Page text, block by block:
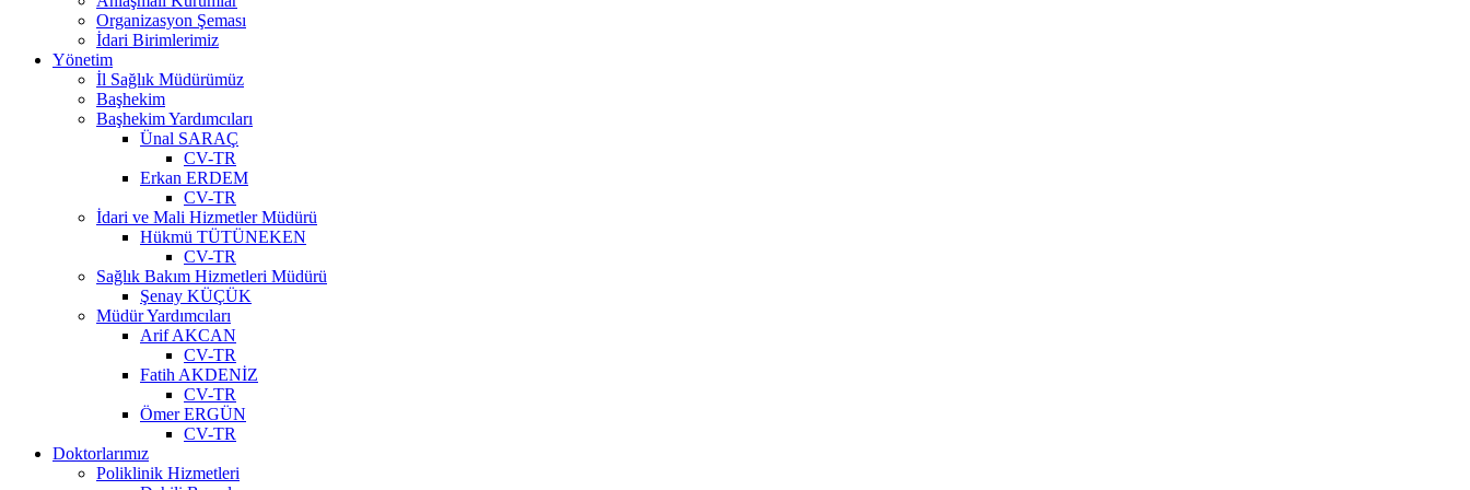
Organizasyon Şeması
İdari Birimlerimiz
Yönetim
İl Sağlık Müdürümüz
Başhekim
Başhekim Yardımcıları
Ünal SARAÇ
CV-TR
Erkan ERDEM
CV-TR
İdari ve Mali Hizmetler Müdürü
Hükmü TÜTÜNEKEN
CV-TR
Sağlık Bakım Hizmetleri Müdürü
Şenay KÜÇÜK
Müdür Yardımcıları
Arif AKCAN
CV-TR
Fatih AKDENİZ
CV-TR
Ömer ERGÜN
CV-TR
Doktorlarımız
Poliklinik Hizmetleri